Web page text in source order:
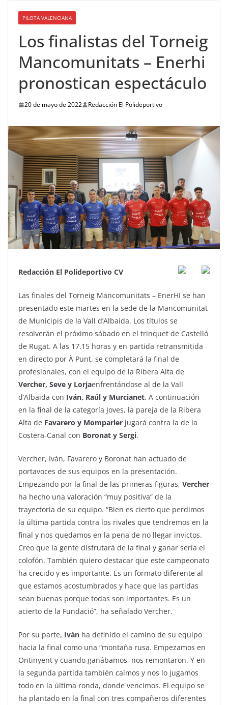
PILOTA VALENCIANA
Los finalistas del Torneig
Mancomunitats – Enerhi
pronostican espectáculo
20 de mayo de 2022 Redacción El Polideportivo
Redacción El Polideportivo CV
Las finales del Torneig Mancomunitats – EnerHI se han
presentado este martes en la sede de la Mancomunitat
de Municipis de la Vall d’Albaida. Los títulos se
resolverán el próximo sábado en el trinquet de Castelló
de Rugat. A las 17.15 horas y en partida retransmitida
en directo por À Punt, se completará la final de
profesionales, con el equipo de la Ribera Alta de
Vercher, Seve y Lorjaenfrentándose al de la Vall
d’Albaida con Iván, Raúl y Murcianet. A continuación
en la final de la categoría Joves, la pareja de la Ribera
Alta de Favarero y Momparler jugará contra la de la
Costera-Canal con Boronat y Sergi.
Vercher, Iván, Favarero y Boronat han actuado de
portavoces de sus equipos en la presentación.
Empezando por la final de las primeras figuras, Vercher
ha hecho una valoración “muy positiva” de la
trayectoria de su equipo. “Bien es cierto que perdimos
la última partida contra los rivales que tendremos en la
final y nos quedamos en la pena de no llegar invictos.
Creo que la gente disfrutará de la final y ganar sería el
colofón. También quiero destacar que este campeonato
ha crecido y es importante. Es un formato diferente al
que estamos acostumbrados y hace que las partidas
sean buenas porque todas son importantes. Es un
acierto de la Fundació”, ha señalado Vercher.
Por su parte, Iván ha definido el camino de su equipo
hacia la final como una “montaña rusa. Empezamos en
Ontinyent y cuando ganábamos, nos remontaron. Y en
la segunda partida también caímos y nos lo jugamos
todo en la última ronda, donde vencimos. El equipo se
ha plantado en la final con tres compañeros diferentes